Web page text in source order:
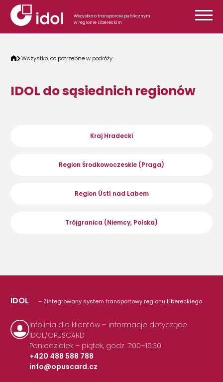
Przejdź do treści
Wszystko o transporcie publicznym
w regionie Libereckim
Wszystko, co potrzebne w podróży
IDOL do sąsiednich regionów
Kraj Hradecki
Region Środkowoczeskie (Praga)
Region Ústí nad Labem
Trójgranica (Niemcy, Polska)
IDOL – Zintegrowany system transportowy regionu Libereckiego
Infolinia dla klientów – informacje dotyczące
IDOL/OPUSCARD
Poniedziałek – piątek, godz. 7:00–15:30
+420 488 588 788
|
info@opuscard.cz